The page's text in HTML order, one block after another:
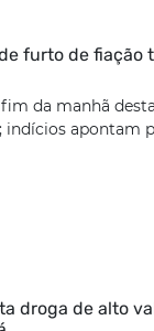
furto de fiação
da manhã
apontam
droga de alto